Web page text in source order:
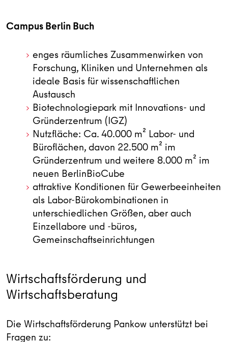
Campus Berlin Buch
enges räumliches Zusammenwirken von
Forschung, Kliniken und Unternehmen als
ideale Basis für wissenschaftlichen
Austausch
Biotechnologiepark mit Innovations- und
Gründerzentrum (IGZ)
Nutzfläche: Ca. 40.000 m² Labor- und
Büroflächen, davon 22.500 m² im
Gründerzentrum und weitere 8.000 m² im
neuen BerlinBioCube
attraktive Konditionen für Gewerbeeinheiten
als Labor-Bürokombinationen in
unterschiedlichen Größen, aber auch
Einzellabore und -büros,
Gemeinschaftseinrichtungen
Wirtschaftsförderung und
Wirtschaftsberatung
Die Wirtschaftsförderung Pankow unterstützt bei
Fragen zu: